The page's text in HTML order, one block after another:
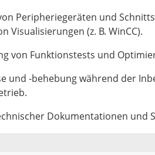
Peripheriegeräten und
Visualisierungen (z. B. WinCC).
von Funktionstests und
und -behebung während der
Dokumentationen und